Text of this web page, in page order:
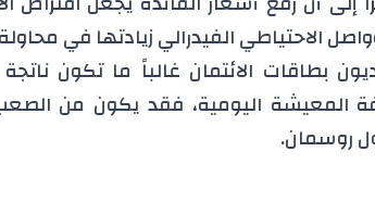
الاحتياطي الفيدرالي زيادتها في
بطاقات الائتمان غالباً ما تكون
المعيشة اليومية، فقد يكون من
روسمان.